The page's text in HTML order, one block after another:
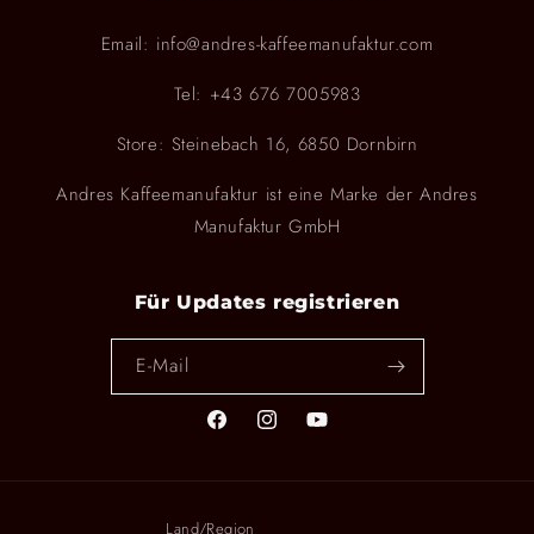
Email: info@andres-kaffeemanufaktur.com
Tel: +43 676 7005983
Store: Steinebach 16, 6850 Dornbirn
Andres Kaffeemanufaktur ist eine Marke der Andres
Manufaktur GmbH
Für Updates registrieren
E-Mail
FacebookInstagramYouTube
Land/Region